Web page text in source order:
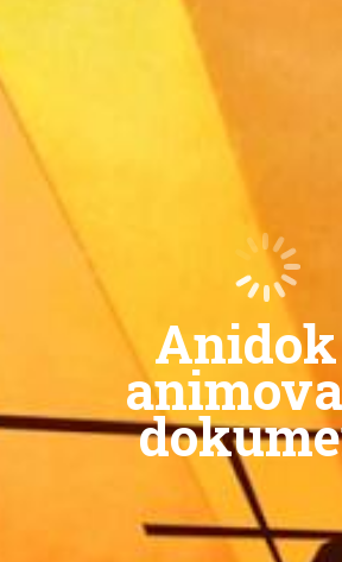
Anidok